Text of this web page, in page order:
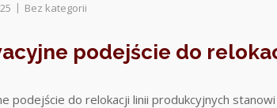
Bez kategorii
podejście do
podejście do relokacji linii produkcyjnych